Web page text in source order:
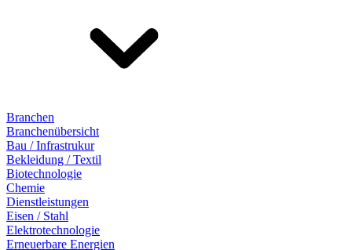
Branchen
Branchenübersicht
Bau / Infrastrukur
Bekleidung / Textil
Biotechnologie
Chemie
Dienstleistungen
Eisen / Stahl
Elektrotechnologie
Erneuerbare Energien